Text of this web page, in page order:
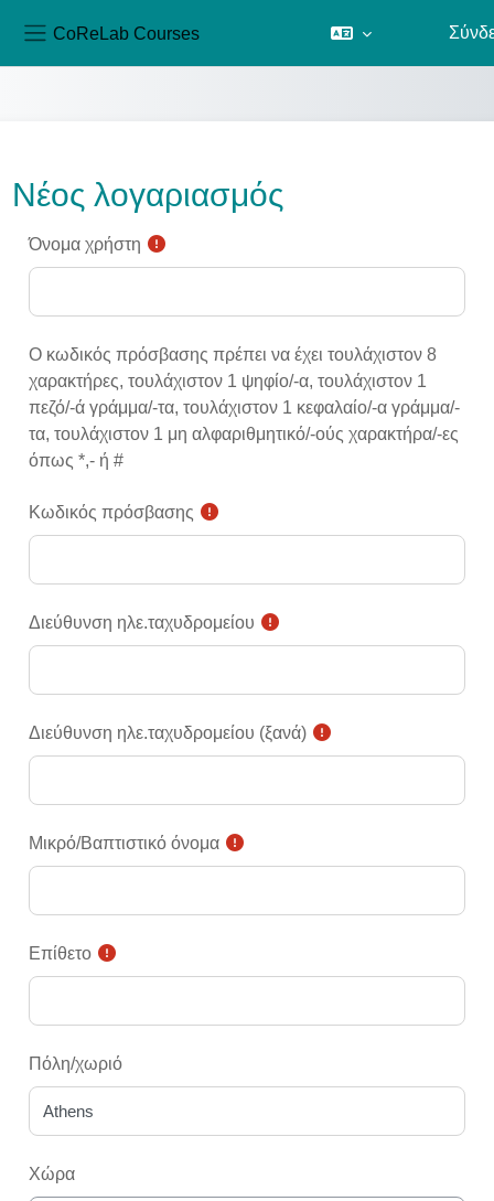
CoReLab Courses
Νέος λογαριασμός
Όνομα χρήστη
Ο κωδικός πρόσβασης πρέπει να έχει τουλάχιστον 8
χαρακτήρες, τουλάχιστον 1 ψηφίο/-α, τουλάχιστον 1
πεζό/-ά γράμμα/-τα, τουλάχιστον 1 κεφαλαίο/-α γράμμα/-
τα, τουλάχιστον 1 μη αλφαριθμητικό/-ούς χαρακτήρα/-ες
όπως *,- ή #
Κωδικός πρόσβασης
Διεύθυνση ηλε.ταχυδρομείου
Διεύθυνση ηλε.ταχυδρομείου (ξανά)
Μικρό/Βαπτιστικό όνομα
Επίθετο
Πόλη/χωριό
Χώρα